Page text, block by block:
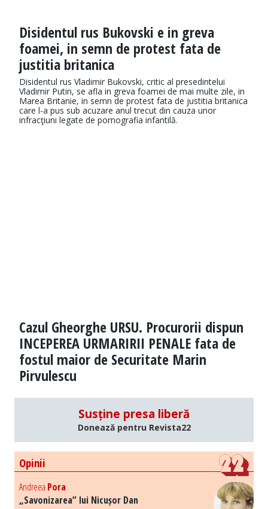
Disidentul rus Bukovski e in greva
foamei, in semn de protest fata de
justitia britanica
Disidentul rus Vladimir Bukovski, critic al presedintelui
Vladimir Putin, se afla in greva foamei de mai multe zile, in
Marea Britanie, in semn de protest fata de justitia britanica
care l-a pus sub acuzare anul trecut din cauza unor
infracţiuni legate de pornografia infantilă.
Cazul Gheorghe URSU. Procurorii dispun
INCEPEREA URMARIRII PENALE fata de
fostul maior de Securitate Marin
Pirvulescu
Susține presa liberă
Donează pentru Revista22
Opinii
Andreea Pora
„Savonizarea” lui Nicușor Dan